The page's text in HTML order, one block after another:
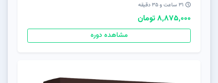
31 ساعت و 3۵ دقیقه
8,875,000 تومان
مشاهده دوره